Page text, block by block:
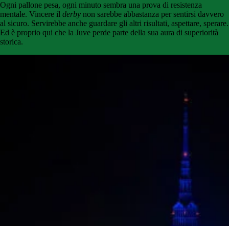
Ogni pallone pesa, ogni minuto sembra una prova di resistenza
mentale. Vincere il derby non sarebbe abbastanza per sentirsi davvero
al sicuro. Servirebbe anche guardare gli altri risultati, aspettare, sperare.
Ed è proprio qui che la Juve perde parte della sua aura di superiorità
storica.